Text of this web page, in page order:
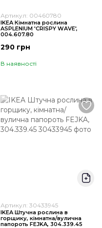
Артикул: 00460780
IKEA Кімнатна рослина
ASPLENIUM 'CRISPY WAVE',
004.607.80
290 грн
В наявності
Артикул: 30433945
IKEA Штучна рослина в
горщику, кімнатна/вулична
папороть FEJKA, 304.339.45